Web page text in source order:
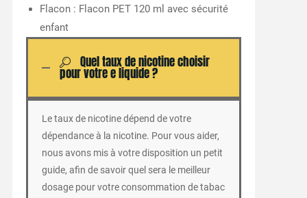
Flacon : Flacon PET 120 ml avec sécurité
enfant
Quel taux de nicotine choisir
pour votre e liquide ?
Le taux de nicotine dépend de votre
dépendance à la nicotine. Pour vous aider,
nous avons mis à votre disposition un petit
guide, afin de savoir quel sera le meilleur
dosage pour votre consommation de tabac